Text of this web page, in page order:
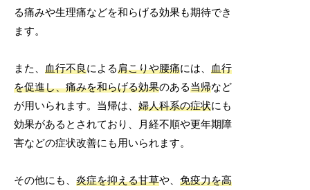
る痛みや生理痛などを和らげる効果も期待でき
ます。
また、血行不良による肩こりや腰痛には、血行
を促進し、痛みを和らげる効果のある当帰など
が用いられます。当帰は、婦人科系の症状にも
効果があるとされており、月経不順や更年期障
害などの症状改善にも用いられます。
その他にも、炎症を抑える甘草や、免疫力を高